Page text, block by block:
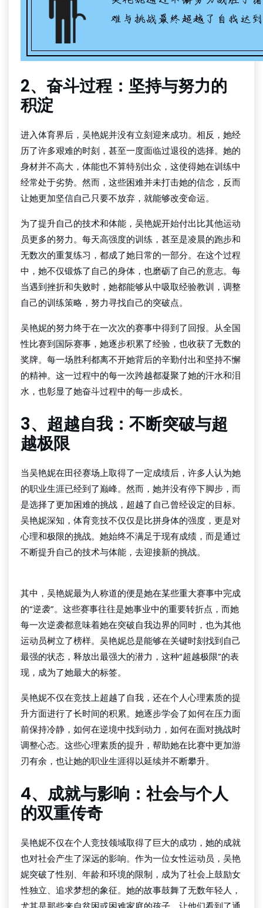
2、奋斗过程：坚持与努力的
积淀
进入体育界后，吴艳妮并没有立刻迎来成功。相反，她经
历了许多艰难的时刻，甚至一度面临过退役的选择。她的
身材并不高大，体能也不算特别出众，这使得她在训练中
经常处于劣势。然而，这些困难并未打击她的信念，反而
让她更加坚信自己只要不放弃，就能够改变命运。
为了提升自己的技术和体能，吴艳妮开始付出比其他运动
员更多的努力。每天高强度的训练，甚至是凌晨的跑步和
无数次的重复练习，都成了她日常的一部分。在这个过程
中，她不仅锻炼了自己的身体，也磨砺了自己的意志。每
当遇到挫折和失败时，她都能够从中吸取经验教训，调整
自己的训练策略，努力寻找自己的突破点。
吴艳妮的努力终于在一次次的赛事中得到了回报。从全国
性比赛到国际赛事，她逐步积累了经验，也收获了无数的
奖牌。每一场胜利都离不开她背后的辛勤付出和坚持不懈
的精神。这一过程中的每一次跨越都凝聚了她的汗水和泪
水，也彰显了她奋斗过程中的每一步成长。
3、超越自我：不断突破与超
越极限
当吴艳妮在田径赛场上取得了一定成绩后，许多人认为她
的职业生涯已经到了巅峰。然而，她并没有停下脚步，而
是选择了更加困难的挑战，超越了自己曾经设定的目标。
吴艳妮深知，体育竞技不仅仅是比拼身体的强度，更是对
心理和极限的挑战。她始终不满足于现有成绩，而是通过
不断提升自己的技术与体能，去迎接新的挑战。
其中，吴艳妮最为人称道的便是她在某些重大赛事中完成
的“逆袭”。这些赛事往往是她事业中的重要转折点，而她
每一次逆袭都意味着她在突破自我边界的同时，也为其他
运动员树立了榜样。吴艳妮总是能够在关键时刻找到自己
最强的状态，释放出最强大的潜力，这种“超越极限”的表
现，成为了她最大的标签。
吴艳妮不仅在竞技上超越了自我，还在个人心理素质的提
升方面进行了长时间的积累。她逐步学会了如何在压力面
前保持冷静，如何在逆境中找到动力，如何在面对挑战时
调整心态。这些心理素质的提升，帮助她在比赛中更加游
刃有余，也让她的职业生涯得以延续并不断攀升。
4、成就与影响：社会与个人
的双重传奇
吴艳妮不仅在个人竞技领域取得了巨大的成功，她的成就
也对社会产生了深远的影响。作为一位女性运动员，吴艳
妮突破了性别、年龄和环境的限制，成为了社会上鼓励女
性独立、追求梦想的象征。她的故事鼓舞了无数年轻人，